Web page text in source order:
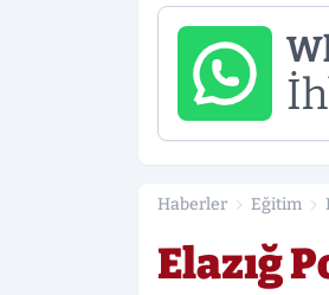
Haberler Eğitim
Elazığ